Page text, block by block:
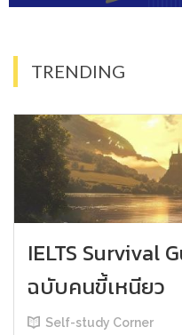
TRENDING
IELTS Survival
ฉบับคนขี้เหนียว
Self-study Corner